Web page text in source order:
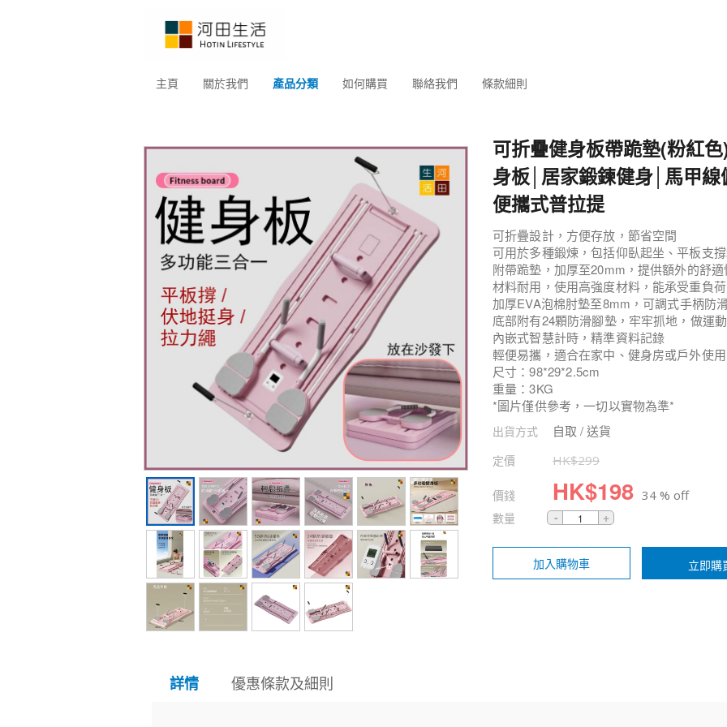
主頁 關於我們 產品分類 如何購買 聯絡我們 條款細則
可折疊健身板帶跪墊(粉紅
身板│居家鍛鍊健身│馬甲線
便攜式普拉提
可折疊設計，方便存放，節省空間
可用於多種鍛煉，包括仰臥起坐、平板支
附帶跪墊，加厚至20mm，提供額外的舒
材料耐用，使用高強度材料，能承受重負
加厚EVA泡棉肘墊至8mm，可調式手柄防
底部附有24顆防滑腳墊，牢牢抓地，做運
內嵌式智慧計時，精準資料記錄
輕便易攜，適合在家中、健身房或戶外使
尺寸：98*29*2.5cm
重量：3KG
*圖片僅供參考，一切以實物為準*
出貨方式 自取 / 送貨
定價 HK$299
價錢 HK$198 34 % off
數量
加入購物車 立即購
詳情 優惠條款及細則